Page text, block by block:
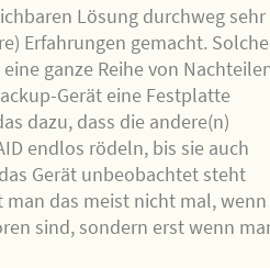
Lösung durchweg sehr
Erfahrungen gemacht. Solche
ganze Reihe von
Gerät eine Festplatte
dazu, dass die andere(n)
endlos rödeln, bis sie auch
Gerät unbeobachtet steht
das meist nicht mal, wenn
sind, sondern erst wenn